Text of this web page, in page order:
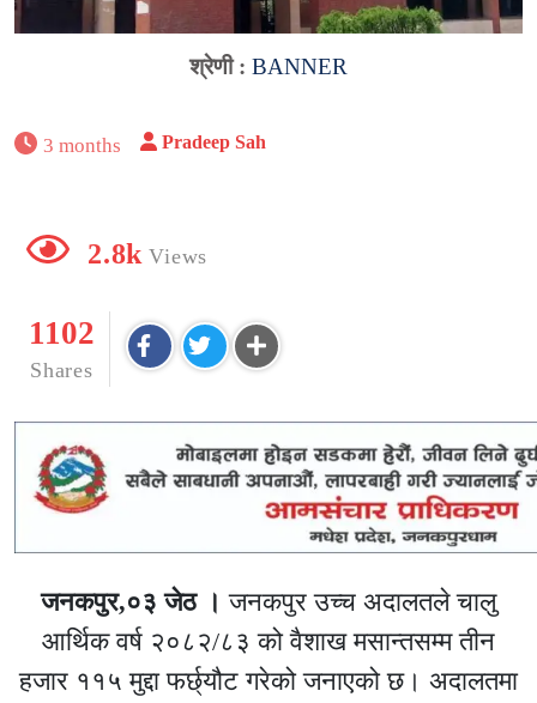
श्रेणी : BANNER
3 months Pradeep Sah
2.8k Views
1102
Shares
जनकपुर,०३ जेठ । जनकपुर उच्च अदालतले चालु
आर्थिक वर्ष २०८२/८३ को वैशाख मसान्तसम्म तीन
हजार ११५ मुद्दा फर्छ्यौट गरेको जनाएको छ। अदालतमा